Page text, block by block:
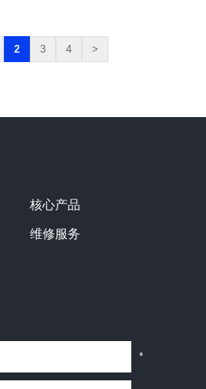
2 3 4 >
核心产品
维修服务
*